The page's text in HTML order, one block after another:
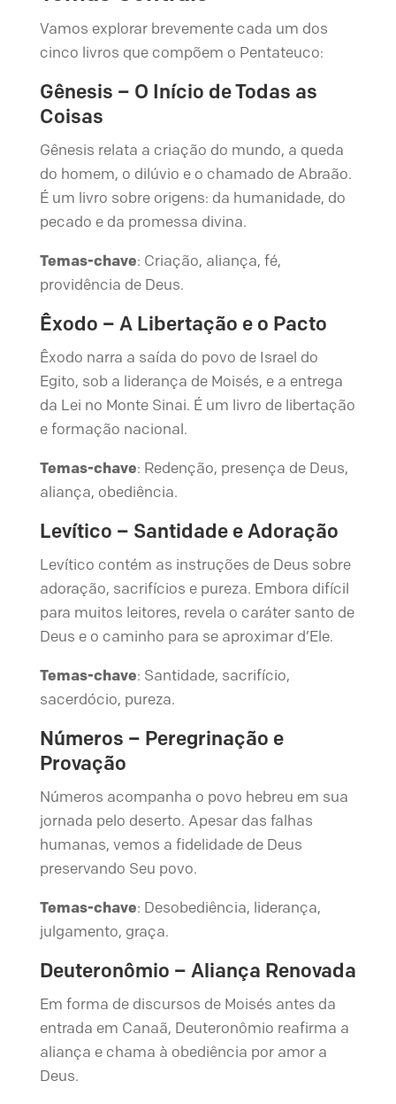
Vamos explorar brevemente cada um dos
cinco livros que compõem o Pentateuco:
Gênesis – O Início de Todas as
Coisas
Gênesis relata a criação do mundo, a queda
do homem, o dilúvio e o chamado de Abraão.
É um livro sobre origens: da humanidade, do
pecado e da promessa divina.
Temas-chave: Criação, aliança, fé,
providência de Deus.
Êxodo – A Libertação e o Pacto
Êxodo narra a saída do povo de Israel do
Egito, sob a liderança de Moisés, e a entrega
da Lei no Monte Sinai. É um livro de libertação
e formação nacional.
Temas-chave: Redenção, presença de Deus,
aliança, obediência.
Levítico – Santidade e Adoração
Levítico contém as instruções de Deus sobre
adoração, sacrifícios e pureza. Embora difícil
para muitos leitores, revela o caráter santo de
Deus e o caminho para se aproximar d’Ele.
Temas-chave: Santidade, sacrifício,
sacerdócio, pureza.
Números – Peregrinação e
Provação
Números acompanha o povo hebreu em sua
jornada pelo deserto. Apesar das falhas
humanas, vemos a fidelidade de Deus
preservando Seu povo.
Temas-chave: Desobediência, liderança,
julgamento, graça.
Deuteronômio – Aliança Renovada
Em forma de discursos de Moisés antes da
entrada em Canaã, Deuteronômio reafirma a
aliança e chama à obediência por amor a
Deus.